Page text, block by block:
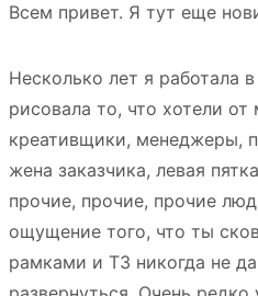
Всем привет. Я тут еще
Несколько лет я работала
рисовала то, что хотели от
креативщики, менеджеры,
жена заказчика, левая
прочие, прочие, прочие
ощущение того, что ты
рамками и ТЗ никогда не